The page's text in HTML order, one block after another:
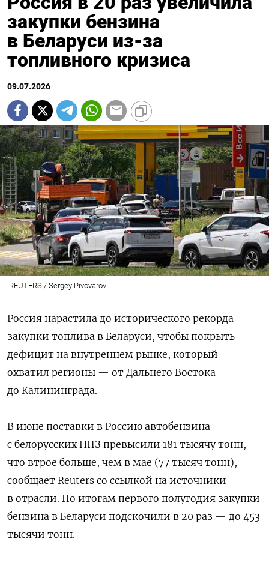
закупки бензина
в Беларуси из-за
топливного кризиса
09.07.2026
REUTERS / Sergey Pivovarov
Россия нарастила до исторического рекорда
закупки топлива в Беларуси, чтобы покрыть
дефицит на внутреннем рынке, который
охватил регионы — от Дальнего Востока
до Калининграда.
В июне поставки в Россию автобензина
с белорусских НПЗ превысили 181 тысячу тонн,
что втрое больше, чем в мае (77 тысяч тонн),
сообщает Reuters со ссылкой на источники
в отрасли. По итогам первого полугодия закупки
бензина в Беларуси подскочили в 20 раз — до 453
тысячи тонн.